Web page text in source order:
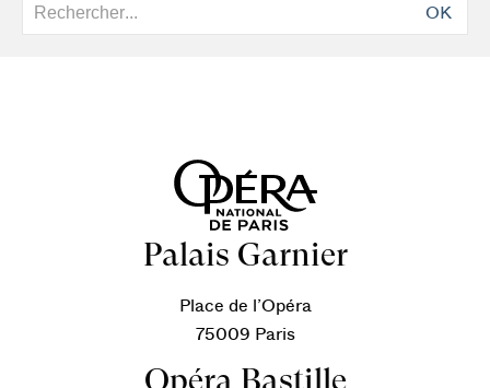
OK
Palais Garnier
Place de l’Opéra
75009 Paris
Opéra Bastille